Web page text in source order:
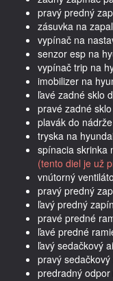
pravý predný
zásuvka na
vypínač na
senzor esp na
vypínač trip na
imobilizer na
ľavé zadné sklo
pravé zadné
plavák do
tryska na
spínacia skrinka
(tento diel je už
vnútorný
pravý predný
ľavý predný
pravé predné
ľavé predné
ľavý sedačkový
pravý
predradný